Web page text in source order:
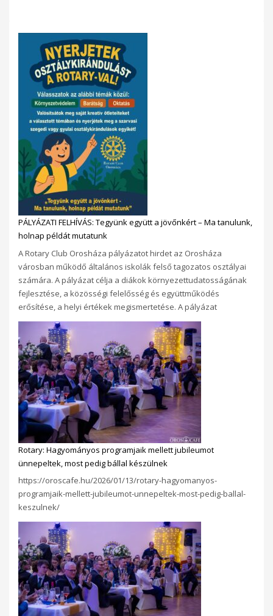
PÁLYÁZATI FELHÍVÁS: Tegyünk együtt a jövőnkért – Ma tanulunk,
holnap példát mutatunk
A Rotary Club Orosháza pályázatot hirdet az Orosháza
városban működő általános iskolák felső tagozatos osztályai
számára. A pályázat célja a diákok környezettudatosságának
fejlesztése, a közösségi felelősség és együttműködés
erősítése, a helyi értékek megismertetése. A pályázat
Rotary: Hagyományos programjaik mellett jubileumot
ünnepeltek, most pedig bállal készülnek
https://oroscafe.hu/2026/01/13/rotary-hagyomanyos-
programjaik-mellett-jubileumot-unnepeltek-most-pedig-ballal-
keszulnek/